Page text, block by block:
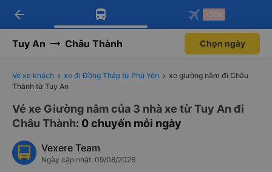
Tải app Vexere ngay!
Nhận ưu đãi thành viên độc
Mở app
Tải app Vexere
-30k/ghế khi đặt vé máy bay qua
Mở app
arrow_back -30k
Tuy An Châu Thành Chọn ngày
Vé xe khách xe đi Đồng Tháp từ Phú Yên
xe giường nằm đi Châu
Thành từ Tuy An
Vé xe Giường nằm của 3 nhà xe từ Tuy An đi
Châu Thành: 0 chuyến mỗi ngày
Vexere Team
Ngày cập nhật: 09/08/2026